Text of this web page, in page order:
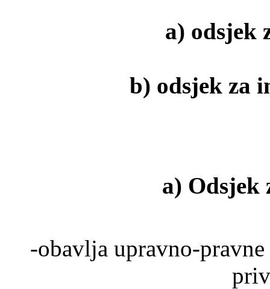
a) odsjek
b) odsjek za
a) Odsjek
-obavlja upravno-